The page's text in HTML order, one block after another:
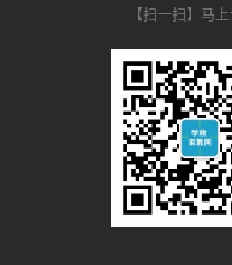
【扫一扫】马